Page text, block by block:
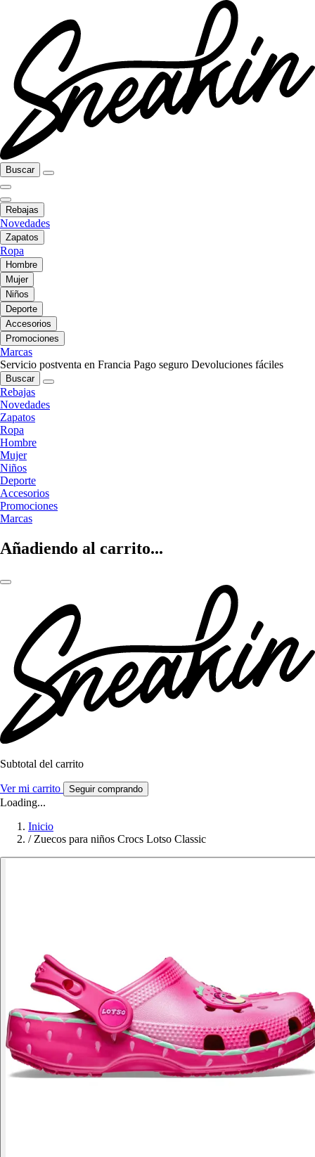
Buscar
Rebajas
Novedades
Zapatos
Ropa
Hombre
Mujer
Niños
Deporte
Accesorios
Promociones
Marcas
Servicio postventa en Francia Pago seguro Devoluciones fáciles
Buscar
Rebajas
Novedades
Zapatos
Ropa
Hombre
Mujer
Niños
Deporte
Accesorios
Promociones
Marcas
Añadiendo al carrito...
Subtotal del carrito
Ver mi carrito Seguir comprando
Loading...
Inicio
/ Zuecos para niños Crocs Lotso Classic